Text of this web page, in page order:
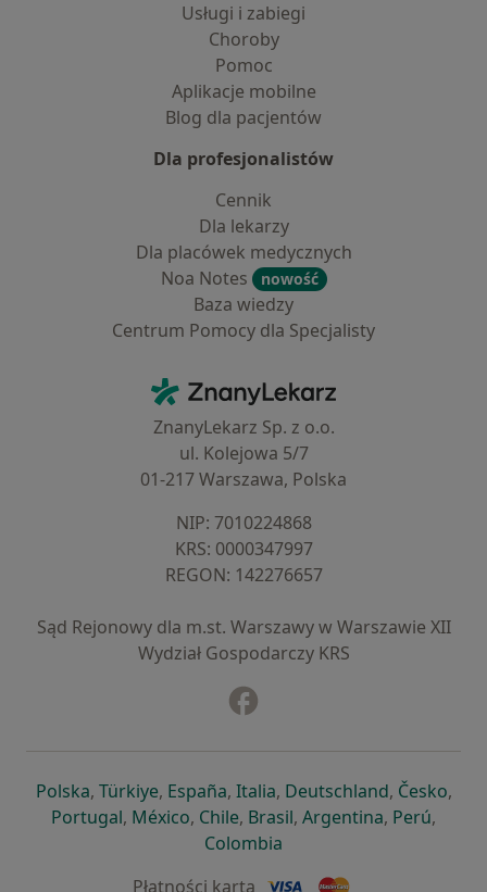
Usługi i zabiegi
Choroby
Pomoc
Aplikacje mobilne
Blog dla pacjentów
Dla profesjonalistów
Cennik
Dla lekarzy
Dla placówek medycznych
Noa Notes
nowość
Baza wiedzy
Centrum Pomocy dla Specjalisty
ZnanyLekarz - Strona główna
ZnanyLekarz Sp. z o.o.
ul. Kolejowa 5/7
01-217 Warszawa, Polska
NIP: ⁠7010224868
KRS: ⁠0000347997
REGON: ⁠142276657
Sąd Rejonowy dla m.st. Warszawy w Warszawie XII
Wydział Gospodarczy KRS
Polskaotwiera się w nowej karcie
, Türkiyeotwiera się w nowej karcie
, Españaotwiera się w nowej karcie
, Italiaotwiera się w nowej
, Deutschlandotwiera się
, Česko,
Portugalotwiera się w nowej karcie
, Méxicootwiera się w nowej karcie
, Chileotwiera się w nowej karcie
, Brasilotwiera się w nowej
, Argentinaotwiera się
, Perú,
Colombia
Płatności kartą